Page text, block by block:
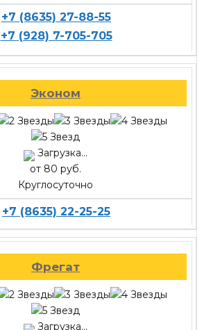
+7 (8635) 27-88-55
+7 (928) 7-705-705
Эконом
Загрузка...
от 80 руб.
Круглосуточно
+7 (8635) 22-25-25
Фрегат
Загрузка...